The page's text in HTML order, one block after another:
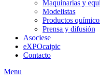
Maquinarias y
Modelistas
Productos
Prensa y difusión
Asociese
eXPOcaipic
Contacto
Menu